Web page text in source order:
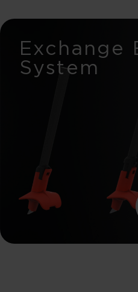
Exchange
System